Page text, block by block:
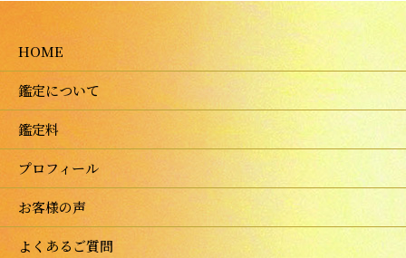
HOME
鑑定について
鑑定料
プロフィール
お客様の声
よくあるご質問